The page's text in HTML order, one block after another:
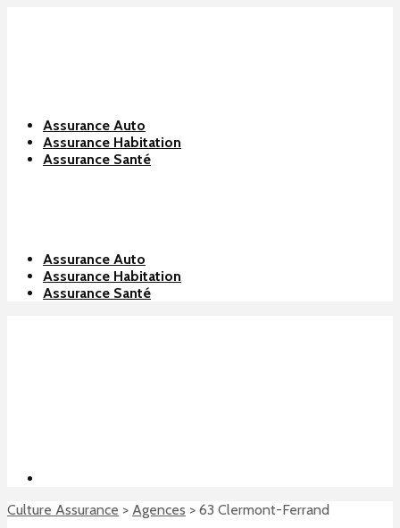
Assurance Auto
Assurance Habitation
Assurance Santé
Assurance Auto
Assurance Habitation
Assurance Santé
Culture Assurance > Agences > 63 Clermont-Ferrand